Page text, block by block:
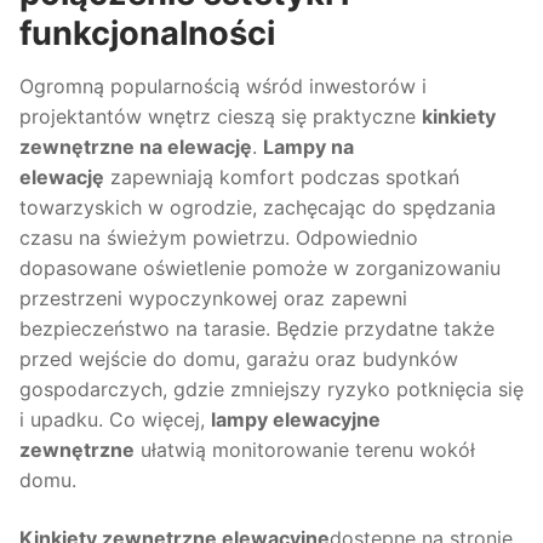
funkcjonalności
Ogromną popularnością wśród inwestorów i
projektantów wnętrz cieszą się praktyczne kinkiety
zewnętrzne na elewację. Lampy na
elewację zapewniają komfort podczas spotkań
towarzyskich w ogrodzie, zachęcając do spędzania
czasu na świeżym powietrzu. Odpowiednio
dopasowane oświetlenie pomoże w zorganizowaniu
przestrzeni wypoczynkowej oraz zapewni
bezpieczeństwo na tarasie. Będzie przydatne także
przed wejście do domu, garażu oraz budynków
gospodarczych, gdzie zmniejszy ryzyko potknięcia się
i upadku. Co więcej, lampy elewacyjne
zewnętrzne ułatwią monitorowanie terenu wokół
domu.
Kinkiety zewnętrzne elewacyjnedostępne na stronie